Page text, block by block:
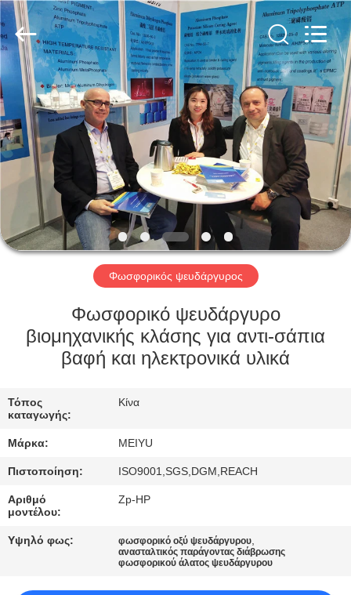
ΣΠΊΤΙ
ΠΡΟΪΌΝΤΑ
ΒΊΝΤΕΟ
ΣΧΕΤΙΚΆ
ΜΕ
ΕΠΙΣΚΕΨΉ
ΕΡΓΟΣΤΑΣΊΟΥ
ΈΛΕΓΧΟΣ
ΠΟΙΌΤΗΤΑΣ
ΕΠΙΚΟΙΝΩΝΉΣΤΕ
ΜΑΖΊ
ΜΑΣ
chemical
co.,ltd.
All
Rights
Reserved.
Developed
ECER
Φωσφορικός ψευδάργυρος
Φωσφορικό ψευδάργυρο
βιομηχανικής κλάσης για αντι-σάπια
βαφή και ηλεκτρονικά υλικά
Τόπος
καταγωγής:
Κίνα
Μάρκα: MEIYU
Πιστοποίηση: ISO9001,SGS,DGM,REACH
Αριθμό
μοντέλου:
Zp-HP
Υψηλό φως: φωσφορικό οξύ ψευδάργυρου,
ανασταλτικός παράγοντας διάβρωσης
φωσφορικού άλατος ψευδάργυρου